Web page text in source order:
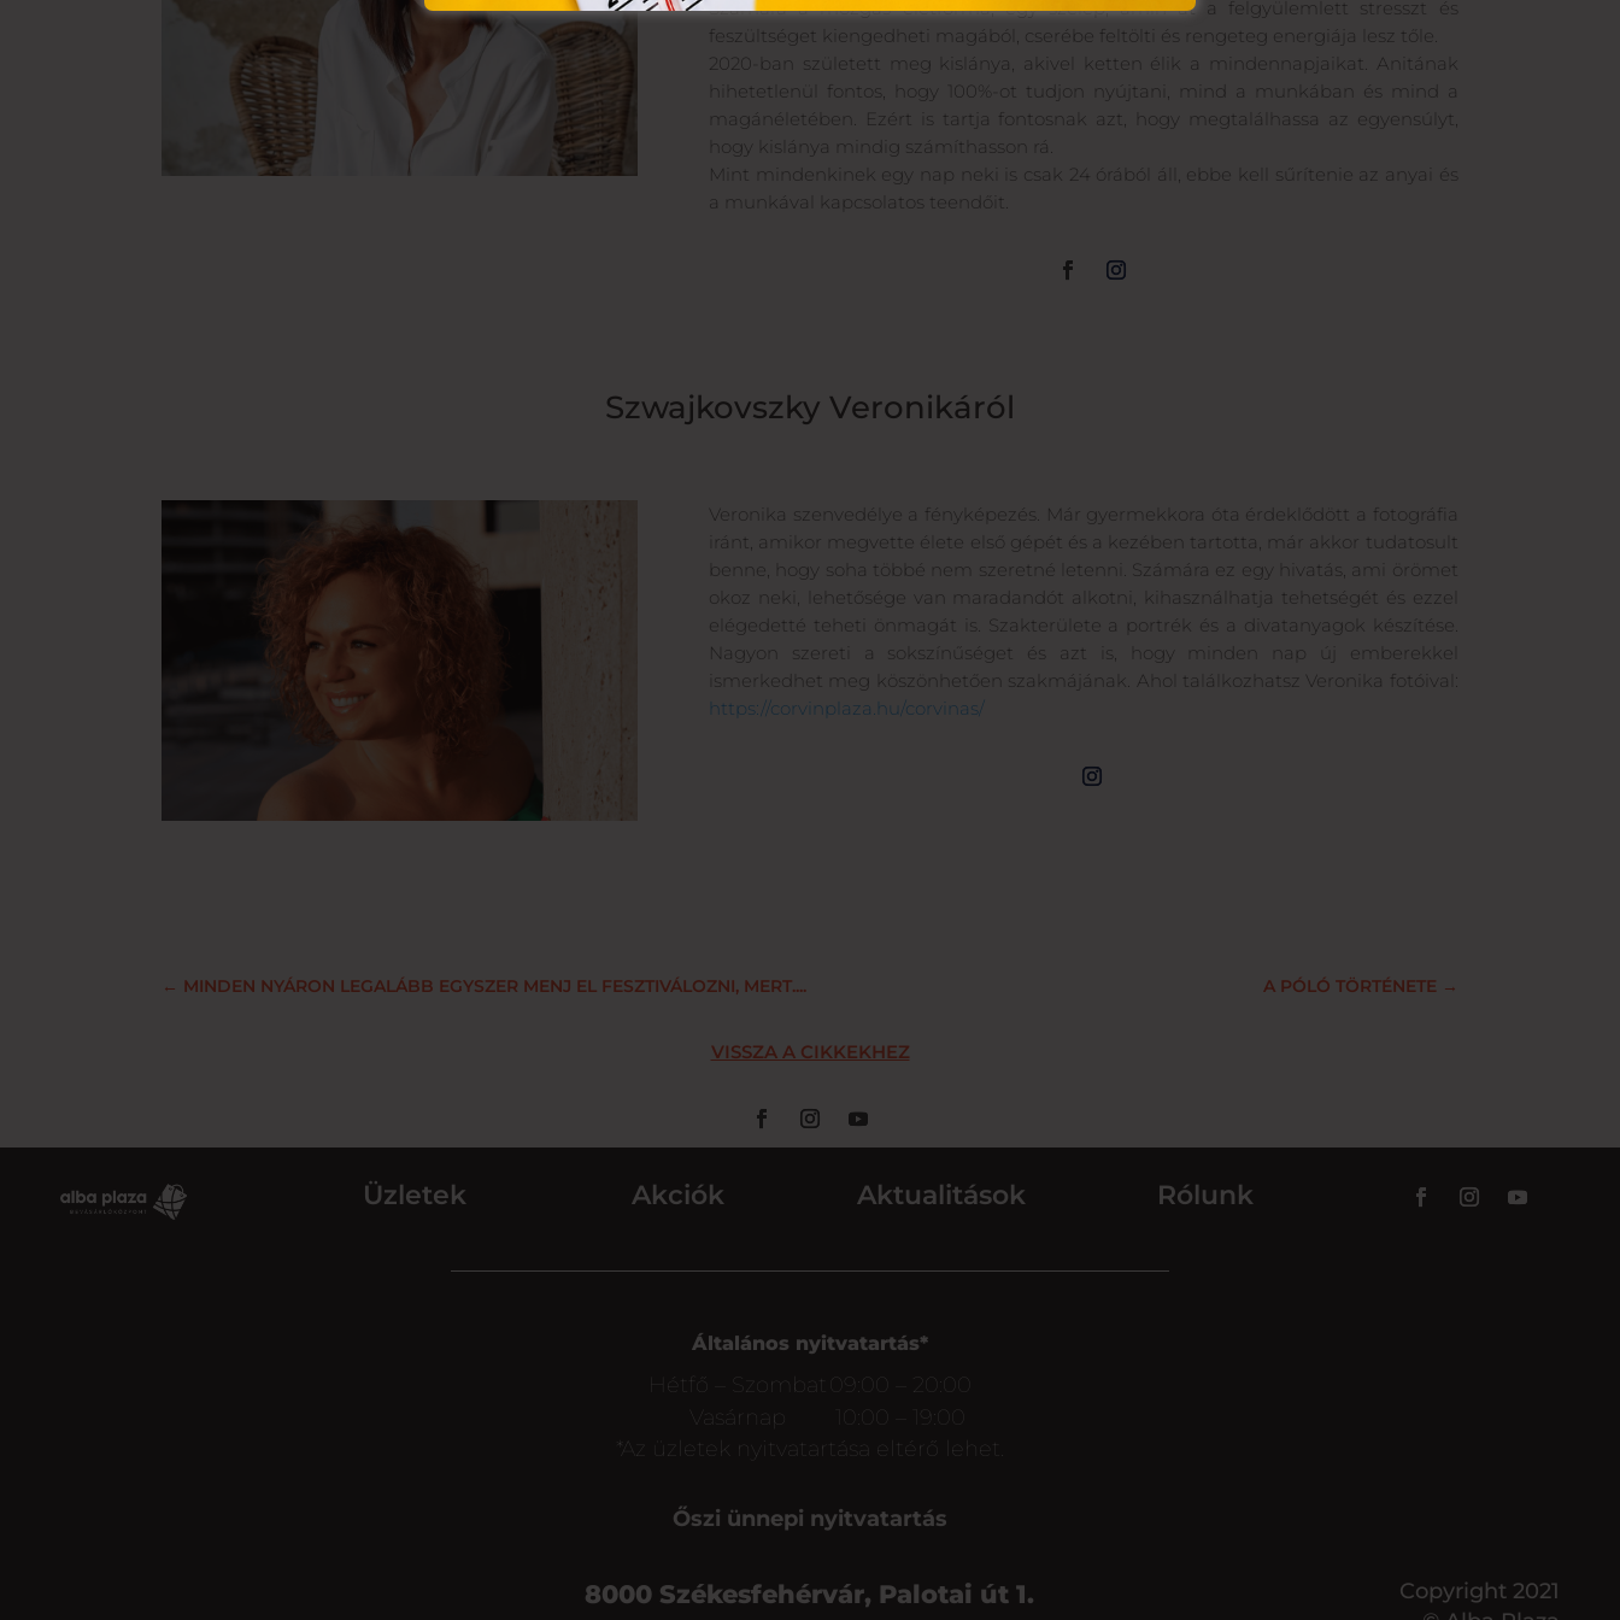
Számára a mozgás életforma, egy szelep, amin át a felgyülemlett stresszt és
feszültséget kiengedheti magából, cserébe feltölti és rengeteg energiája lesz tőle.
2020-ban született meg kislánya, akivel ketten élik a mindennapjaikat. Anitának
hihetetlenül fontos, hogy 100%-ot tudjon nyújtani, mind a munkában és mind a
magánéletében. Ezért is tartja fontosnak azt, hogy megtalálhassa az egyensúlyt,
hogy kislánya mindig számíthasson rá.
Mint mindenkinek egy nap neki is csak 24 órából áll, ebbe kell sűrítenie az anyai és
a munkával kapcsolatos teendőit.
Szwajkovszky Veronikáról
Veronika szenvedélye a fényképezés. Már gyermekkora óta érdeklődött a fotográfia
iránt, amikor megvette élete első gépét és a kezében tartotta, már akkor tudatosult
benne, hogy soha többé nem szeretné letenni. Számára ez egy hivatás, ami örömet
okoz neki, lehetősége van maradandót alkotni, kihasználhatja tehetségét és ezzel
elégedetté teheti önmagát is. Szakterülete a portrék és a divatanyagok készítése.
Nagyon szereti a sokszínűséget és azt is, hogy minden nap új emberekkel
ismerkedhet meg köszönhetően szakmájának. Ahol találkozhatsz Veronika fotóival:
https://corvinplaza.hu/corvinas/
← MINDEN NYÁRON LEGALÁBB EGYSZER MENJ EL FESZTIVÁLOZNI, MERT.... A PÓLÓ TÖRTÉNETE→
VISSZA A CIKKEKHEZ
Üzletek Akciók Aktualitások Rólunk
Általános nyitvatartás*
Hétfő – Szombat
09:00 – 20:00
Vasárnap
10:00 – 19:00
*Az üzletek nyitvatartása eltérő lehet.
Őszi ünnepi nyitvatartás
8000 Székesfehérvár, Palotai út 1.
Copyright 2021